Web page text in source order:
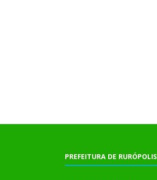
PREFEITURA DE RURÓPOLIS